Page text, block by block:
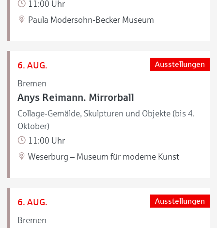
11:00 Uhr
Paula Modersohn-Becker Museum
6. AUG.
Bremen
Ausstellungen
Anys Reimann. Mirrorball
Collage-Gemälde, Skulpturen und Objekte (bis 4.
Oktober)
11:00 Uhr
Weserburg – Museum für moderne Kunst
6. AUG.
Bremen
Ausstellungen